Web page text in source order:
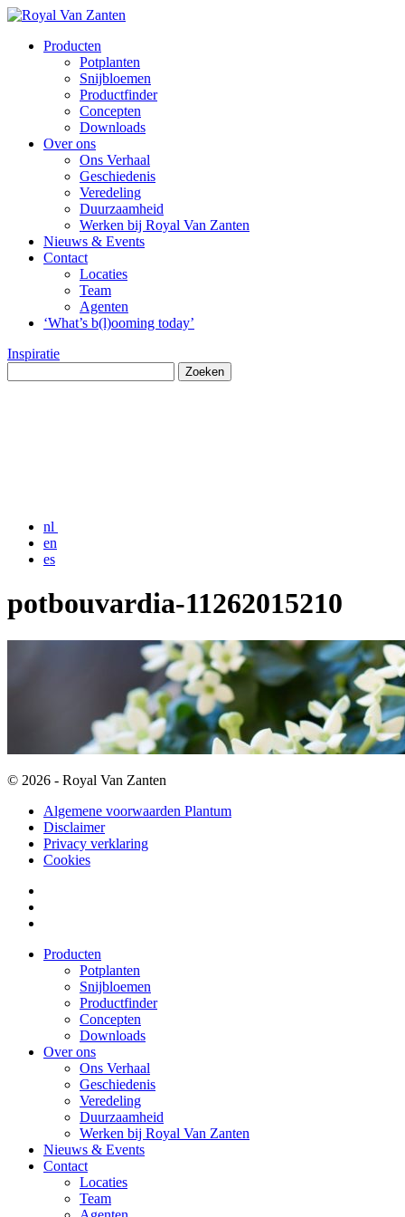
Producten
Potplanten
Snijbloemen
Productfinder
Concepten
Downloads
Over ons
Ons Verhaal
Geschiedenis
Veredeling
Duurzaamheid
Werken bij Royal Van Zanten
Nieuws & Events
Contact
Locaties
Team
Agenten
‘What’s b(l)ooming today’
Inspiratie
nl
en
es
potbouvardia-11262015210
© 2026 - Royal Van Zanten
Algemene voorwaarden Plantum
Disclaimer
Privacy verklaring
Cookies
Producten
Potplanten
Snijbloemen
Productfinder
Concepten
Downloads
Over ons
Ons Verhaal
Geschiedenis
Veredeling
Duurzaamheid
Werken bij Royal Van Zanten
Nieuws & Events
Contact
Locaties
Team